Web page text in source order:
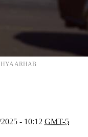
ARHAB
- 10:12 GMT-5